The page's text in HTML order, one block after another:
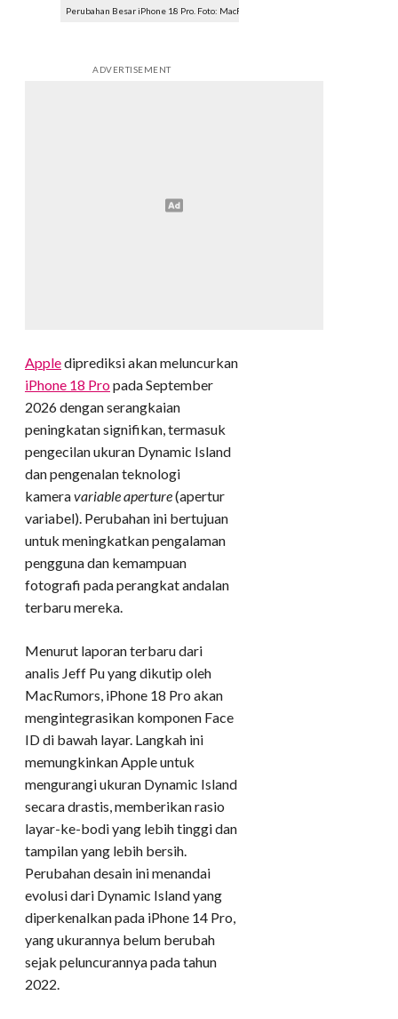
Perubahan Besar iPhone 18 Pro. Foto: MacRumors
ADVERTISEMENT
Applediprediksi akan meluncurkan
iPhone 18 Propada September
2026 dengan serangkaian
peningkatan signifikan, termasuk
pengecilan ukuran Dynamic Island
dan pengenalan teknologi
kameravariable aperture(apertur
variabel). Perubahan ini bertujuan
untuk meningkatkan pengalaman
pengguna dan kemampuan
fotografi pada perangkat andalan
terbaru mereka.
Menurut laporan terbaru dari
analis Jeff Pu yang dikutip oleh
MacRumors, iPhone 18 Pro akan
mengintegrasikan komponen Face
ID di bawah layar. Langkah ini
memungkinkan Apple untuk
mengurangi ukuran Dynamic Island
secara drastis, memberikan rasio
layar-ke-bodi yang lebih tinggi dan
tampilan yang lebih bersih.
Perubahan desain ini menandai
evolusi dari Dynamic Island yang
diperkenalkan pada iPhone 14 Pro,
yang ukurannya belum berubah
sejak peluncurannya pada tahun
2022.